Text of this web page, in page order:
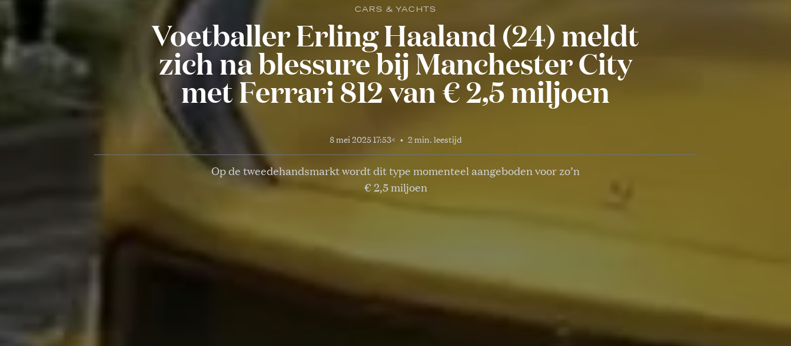
CARS & YACHTS
Voetballer Erling Haaland (24) meldt
zich na blessure bij Manchester City
met Ferrari 812 van € 2,5 miljoen
8 mei 2025 17:53< • 2 min. leestijd
Op de tweedehandsmarkt wordt dit type momenteel aangeboden voor zo’n
€ 2,5 miljoen